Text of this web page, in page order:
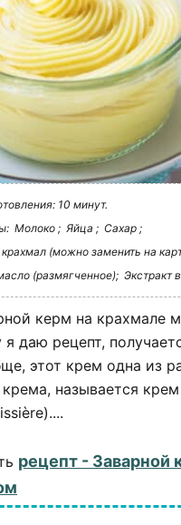
10 минут.
Молоко ; Яйца ; Сахар ;
(можно заменить на
(размягченное); Экстракт
керм на крахмале
я даю рецепт,
этот крем одна из
крема, называется
рецепт - Заварной